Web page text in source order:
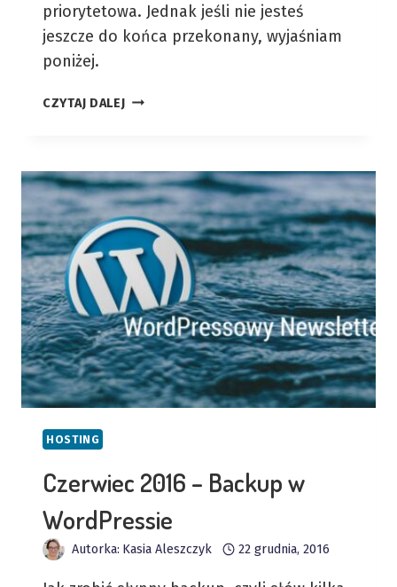
priorytetowa. Jednak jeśli nie jesteś
jeszcze do końca przekonany, wyjaśniam
poniżej.
CZYTAJ DALEJCZERWIEC
W
WORDPRESSIE
HOSTING
Czerwiec 2016 – Backup w
WordPressie
Autorka: Kasia Aleszczyk 22 grudnia, 2016